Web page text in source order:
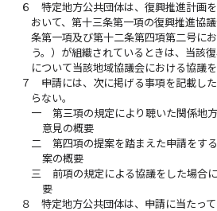
６
特定地方公共団体は、復興推進計画
おいて、第十三条第一項の復興推進協
条第一項及び第十二条第四項第二号に
う。）が組織されているときは、当該
について当該地域協議会における協議
７
申請には、次に掲げる事項を記載し
らない。
一
第三項の規定により聴いた関係地
意見の概要
二
第四項の提案を踏まえた申請をす
案の概要
三
前項の規定による協議をした場合
要
８
特定地方公共団体は、申請に当たっ